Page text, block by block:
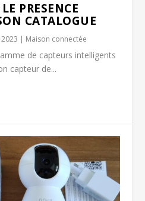
PRESENCE
CATALOGUE
| Maison connectée
de capteurs intelligents
capteur de...